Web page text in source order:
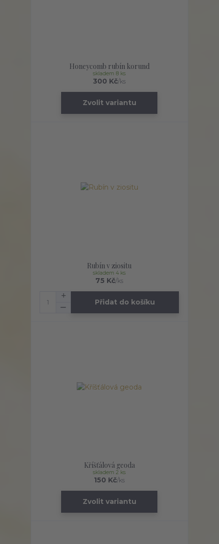
Honeycomb rubín korund
300 Kč/ks
skladem 8 ks
Zvolit variantu
Rubín v ziositu
75 Kč/ks
skladem 4 ks
Přidat do košíku
Kříšťálová geoda
150 Kč/ks
skladem 2 ks
Zvolit variantu